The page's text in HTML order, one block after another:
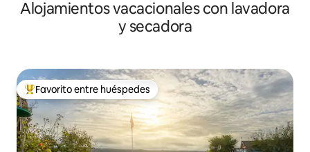
Alojamientos vacacionales con lavadora
y secadora
Favorito entre huéspedes preferido
Favorito entre huéspedes